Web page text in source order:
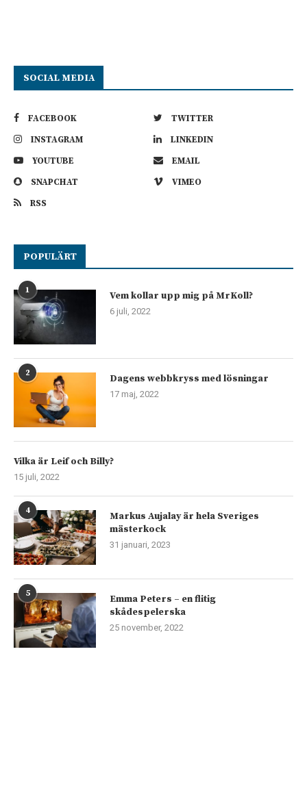
SOCIAL MEDIA
FACEBOOK
TWITTER
INSTAGRAM
LINKEDIN
YOUTUBE
EMAIL
SNAPCHAT
VIMEO
RSS
POPULÄRT
1 Vem kollar upp mig på MrKoll?
6 juli, 2022
2 Dagens webbkryss med lösningar
17 maj, 2022
Vilka är Leif och Billy?
15 juli, 2022
4
Markus Aujalay är hela Sveriges
mästerkock
31 januari, 2023
5
Emma Peters – en flitig
skådespelerska
25 november, 2022